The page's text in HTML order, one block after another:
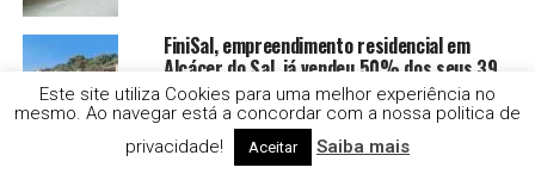
FiniSal, empreendimento residencial em
Alcácer do Sal, já vendeu 50% dos seus 39
apartamentos
Alentejo Litoral ultrapassa Algarve e torna-
Este site utiliza Cookies para uma melhor experiência no
mesmo. Ao navegar está a concordar com a nossa politica de
privacidade!
Aceitar Saiba mais